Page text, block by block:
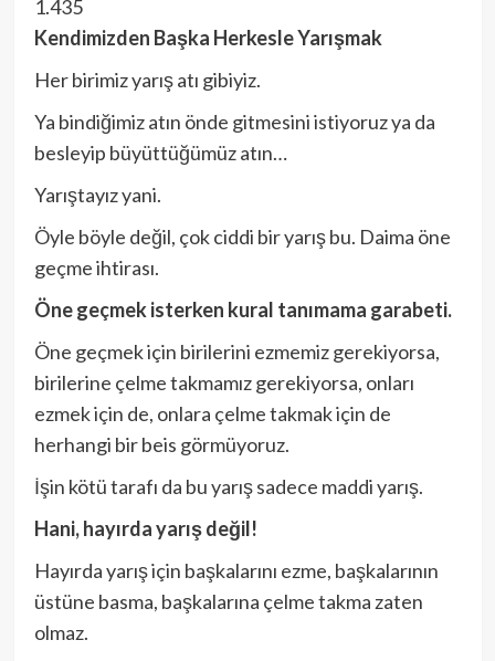
1.435
Kendimizden Başka Herkesle Yarışmak
Her birimiz yarış atı gibiyiz.
Ya bindiğimiz atın önde gitmesini istiyoruz ya da
besleyip büyüttüğümüz atın…
Yarıştayız yani.
Öyle böyle değil, çok ciddi bir yarış bu. Daima öne
geçme ihtirası.
Öne geçmek isterken kural tanımama garabeti.
Öne geçmek için birilerini ezmemiz gerekiyorsa,
birilerine çelme takmamız gerekiyorsa, onları
ezmek için de, onlara çelme takmak için de
herhangi bir beis görmüyoruz.
İşin kötü tarafı da bu yarış sadece maddi yarış.
Hani, hayırda yarış değil!
Hayırda yarış için başkalarını ezme, başkalarının
üstüne basma, başkalarına çelme takma zaten
olmaz.